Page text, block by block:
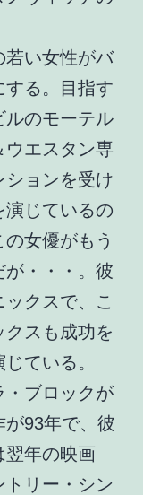
若い女性がバ
する。目指す
ルのモーテル
ウエスタン専
ションを受け
じているの
女優がもう
が・・・。彼
クスで、こ
スも成功を
ている。
・ブロックが
93年で、彼
翌年の映画
トリー・シン